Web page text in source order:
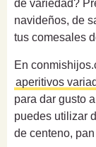
de variedad?
navideños, de
tus comesales
En
aperitivos
para dar gusto
puedes utilizar
de centeno,